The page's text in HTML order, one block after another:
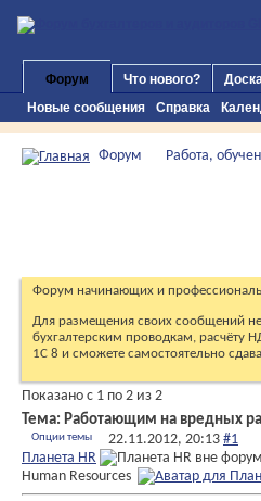
Форум
Новые сообщения
Справка
Что нового?
Форум Работа,
Форум начинающих и
Для размещения своих сообщений
бухгалтерским проводкам, расчёту
1С 8 и сможете самостоятельно
Показано с 1 по 2 из 2
Тема: Работающим на вредных
Опции темы 22.11.2012, 20:13 #1
Планета HR
Human Resources